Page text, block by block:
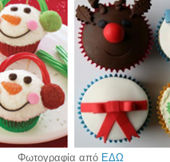
Φωτογραφία από ΕΔΩ